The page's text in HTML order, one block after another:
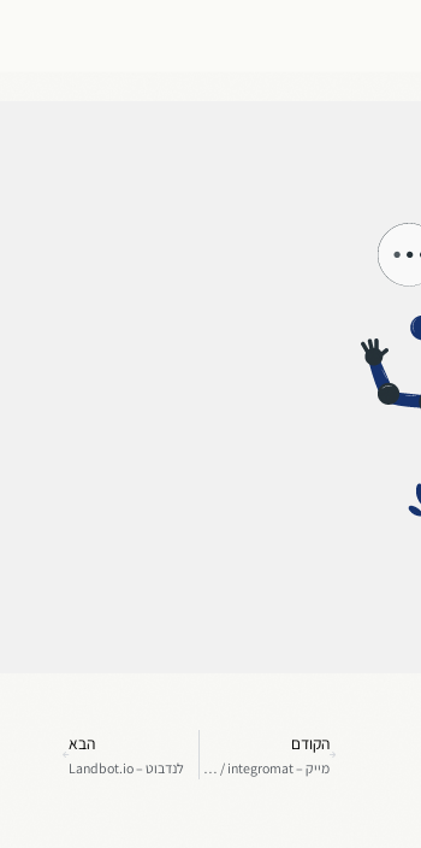
הקודם
מייק – Make / integromat
הבא
לנדבוט – Landbot.io